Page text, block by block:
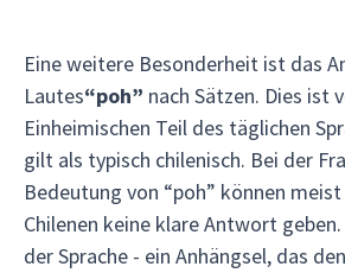
Eine weitere Besonderheit ist das
Lautes“poh” nach Sätzen. Dies ist
Einheimischen Teil des täglichen
gilt als typisch chilenisch. Bei der
Bedeutung von “poh” können
Chilenen keine klare Antwort
der Sprache - ein Anhängsel, das